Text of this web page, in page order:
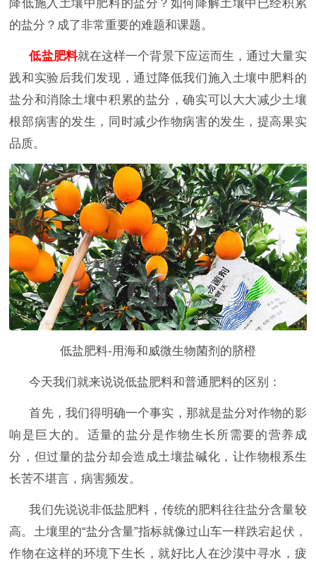
降低施入土壤中肥料的盐分？如何降解土壤中已经积累
的盐分？成了非常重要的难题和课题。
低盐肥料就在这样一个背景下应运而生，通过大量实
践和实验后我们发现，通过降低我们施入土壤中肥料的
盐分和消除土壤中积累的盐分，确实可以大大减少土壤
根部病害的发生，同时减少作物病害的发生，提高果实
品质。
低盐肥料-用海和威微生物菌剂的脐橙
今天我们就来说说低盐肥料和普通肥料的区别：
首先，我们得明确一个事实，那就是盐分对作物的影
响是巨大的。适量的盐分是作物生长所需要的营养成
分，但过量的盐分却会造成土壤盐碱化，让作物根系生
长苦不堪言，病害频发。
我们先说说非低盐肥料 ，传统的肥料往往盐分含量较
高。土壤里的“盐分含量”指标就像过山车一样跌宕起伏，
作物在这样的环境下生长，就好比人在沙漠中寻水，疲